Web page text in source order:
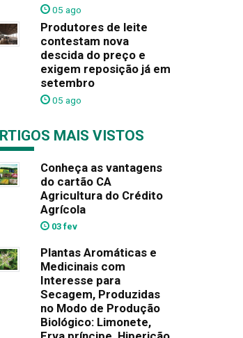
05 ago
Produtores de leite
contestam nova
descida do preço e
exigem reposição já em
setembro
05 ago
MAIS VISTOS
Conheça as vantagens
do cartão CA
Agricultura do Crédito
Agrícola
03 fev
Plantas Aromáticas e
Medicinais com
Interesse para
Secagem, Produzidas
no Modo de Produção
Biológico: Limonete,